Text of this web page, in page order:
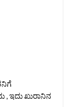
, ಇದು ಖುರಾನಿನ